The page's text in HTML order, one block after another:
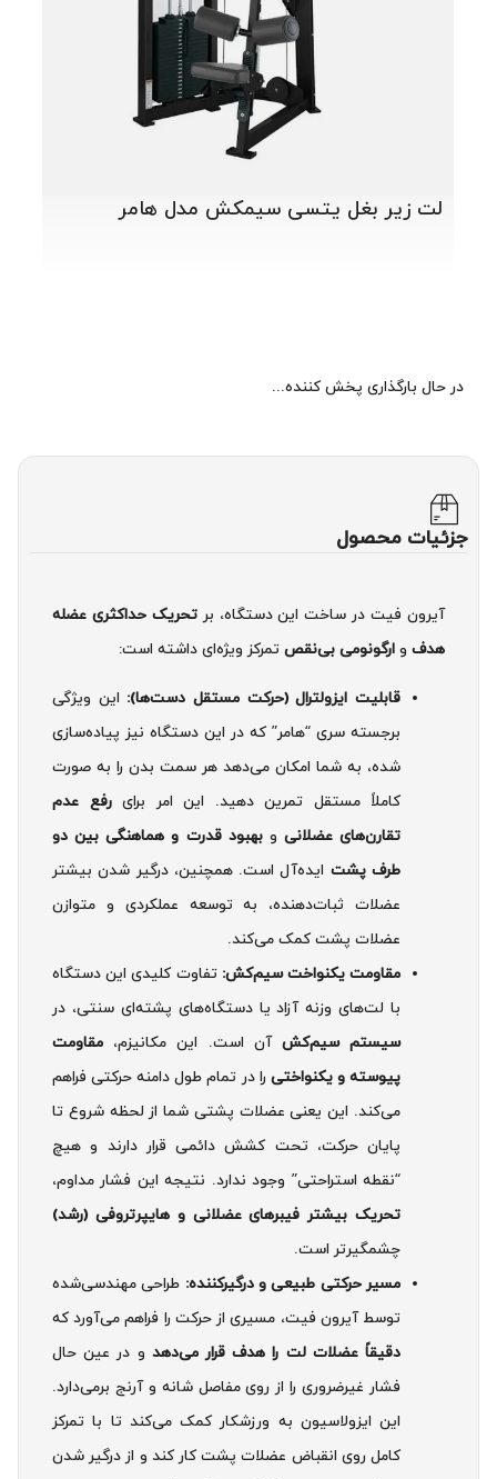
لت زیر بغل یتسی سیمکش مدل هامر
در حال بارگذاری پخش کننده...
جزئیات محصول
آیرون فیت در ساخت این دستگاه، برتحریک حداکثری عضله
هدف و ارگونومی بی‌نقص تمرکز ویژه‌ای داشته است:
قابلیت ایزولترال (حرکت مستقل دست‌ها): این ویژگی
برجسته سری “هامر” که در این دستگاه نیز پیاده‌سازی
شده، به شما امکان می‌دهد هر سمت بدن را به صورت
کاملاً مستقل تمرین دهید. این امر برایرفع عدم
تقارن‌های عضلانی وبهبود قدرت و هماهنگی بین دو
طرف پشت ایده‌آل است. همچنین، درگیر شدن بیشتر
عضلات ثبات‌دهنده، به توسعه عملکردی و متوازن
عضلات پشت کمک می‌کند.
مقاومت یکنواخت سیم‌کش: تفاوت کلیدی این دستگاه
با لت‌های وزنه آزاد یا دستگاه‌های پشته‌ای سنتی، در
سیستم سیم‌کش آن است. این مکانیزم، مقاومت
پیوسته و یکنواختی را در تمام طول دامنه حرکتی فراهم
می‌کند. این یعنی عضلات پشتی شما از لحظه شروع تا
پایان حرکت، تحت کشش دائمی قرار دارند و هیچ
“نقطه استراحتی” وجود ندارد. نتیجه این فشار مداوم،
تحریک بیشتر فیبرهای عضلانی و هایپرتروفی (رشد)
چشمگیرتر است.
مسیر حرکتی طبیعی و درگیرکننده: طراحی مهندسی‌شده
توسط آیرون فیت، مسیری از حرکت را فراهم می‌آورد که
دقیقاً عضلات لت را هدف قرار می‌دهد و در عین حال
فشار غیرضروری را از روی مفاصل شانه و آرنج برمی‌دارد.
این ایزولاسیون به ورزشکار کمک می‌کند تا با تمرکز
کامل روی انقباض عضلات پشت کار کند و از درگیر شدن